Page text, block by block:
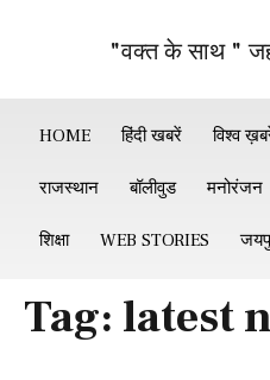
"वक्त के साथ "
HOME हिंदी खबरें विश्व
राजस्थान बॉलीवुड मनोरंजन
शिक्षा WEB STORIES
Tag: latest